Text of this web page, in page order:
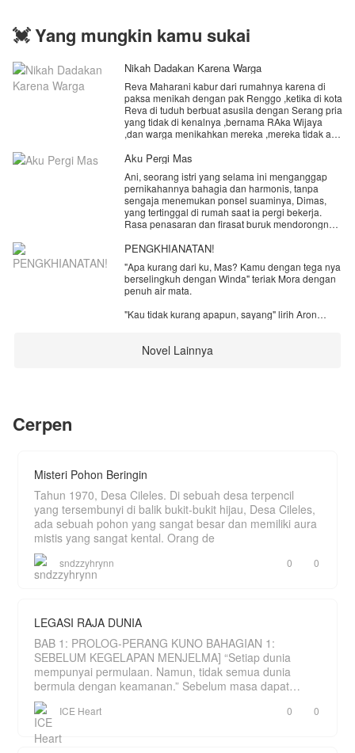
💓 Yang mungkin kamu sukai
Nikah Dadakan Karena Warga
Reva Maharani kabur dari rumahnya karena di
paksa menikah dengan pak Renggo ,ketika di kota
Reva di tuduh berbuat asusila dengan Serang pria
yang tidak di kenalnya ,bernama RAka Wijaya
,dan warga menikahkan mereka ,mereka tidak ada
,bagaimana perjalan rumah tangga mereka yang
Aku Pergi Mas
Ani, seorang istri yang selama ini menganggap
pernikahannya bahagia dan harmonis, tanpa
sengaja menemukan ponsel suaminya, Dimas,
yang tertinggal di rumah saat ia pergi bekerja.
Rasa penasaran dan firasat buruk mendorongnya
dalamnya.
Hatinya hancur lebur saat menemukan rangkaian
percakapan mesra, janji temu, dan ungkapan
kasih sayang yang Dimas kirimkan kepada
sendiri. Di sana tertulis jelas bahwa hubungan itu
kehidupan rumah tangga mereka di depan wanita
PENGKHIANATAN!
"Apa kurang dari ku, Mas? Kamu dengan tega nya
berselingkuh dengan Winda" teriak Mora dengan
penuh air mata.
"Kau tidak kurang apapun, sayang" lirih Aron
"Kau yang membawa ku kemari , kau yang berjanji
akan memberi ku banyak kebahagian, tapi apa
Aron langsung saja menatap Mora dengan tidak
percaya. Wanita yang sangat di cintai nya kini
tersakiti.
Novel Lainnya
Cerpen
Misteri Pohon Beringin
Tahun 1970, Desa Cileles. Di sebuah desa terpencil
yang tersembunyi di balik bukit-bukit hijau, Desa Cileles,
ada sebuah pohon yang sangat besar dan memiliki aura
mistis yang sangat kental. Orang de
sndzzyhrynn 0 0
LEGASI RAJA DUNIA
BAB 1: PROLOG-PERANG KUNO BAHAGIAN 1:
SEBELUM KEGELAPAN MENJELMA] “Setiap dunia
mempunyai permulaan. Namun, tidak semua dunia
bermula dengan keamanan.” Sebelum masa dapat
dihitung, hanya wujud sebu
ICE Heart 0 0